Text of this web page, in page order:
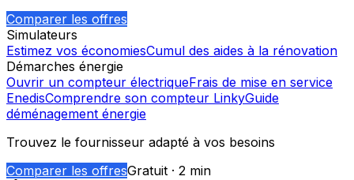
Comparer les offres
Simulateurs
Estimez vos économiesCumul des aides à la rénovation
Démarches énergie
Ouvrir un compteur électriqueFrais de mise en service
EnedisComprendre son compteur LinkyGuide
déménagement énergie
Trouvez le fournisseur adapté à vos besoins
Comparer les offresGratuit · 2 min